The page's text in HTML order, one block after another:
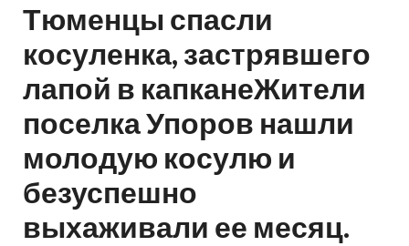
Тюменцы спасли
косуленка, застрявшего
лапой в капканеЖители
поселка Упоров нашли
молодую косулю и
безуспешно
выхаживали ее месяц.